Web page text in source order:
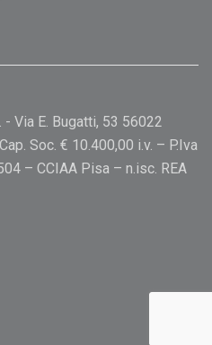
- Via E. Bugatti, 53 56022
Soc. € 10.400,00 i.v. – P.Iva
– CCIAA Pisa – n.isc. REA